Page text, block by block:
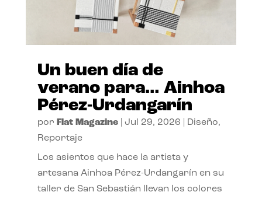
Un buen día de
verano para… Ainhoa
Pérez-Urdangarín
por Flat Magazine| Jul 29, 2026 Diseño,
Reportaje
Los asientos que hace la artista y
artesana Ainhoa Pérez-Urdangarín en su
taller de San Sebastián llevan los colores